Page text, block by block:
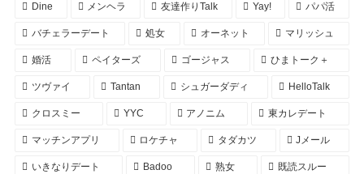
Dine メンヘラ 友達作りTalk Yay! パパ活
バチェラーデート 処女 オーネット マリッシュ
婚活 ペイターズ ゴージャス ひまトーク＋
ツヴァイ Tantan シュガーダディ HelloTalk
クロスミー YYC アノニム 東カレデート
マッチンアプリ ロケチャ タダカツ Jメール
いきなりデート Badoo 熟女 既読スルー